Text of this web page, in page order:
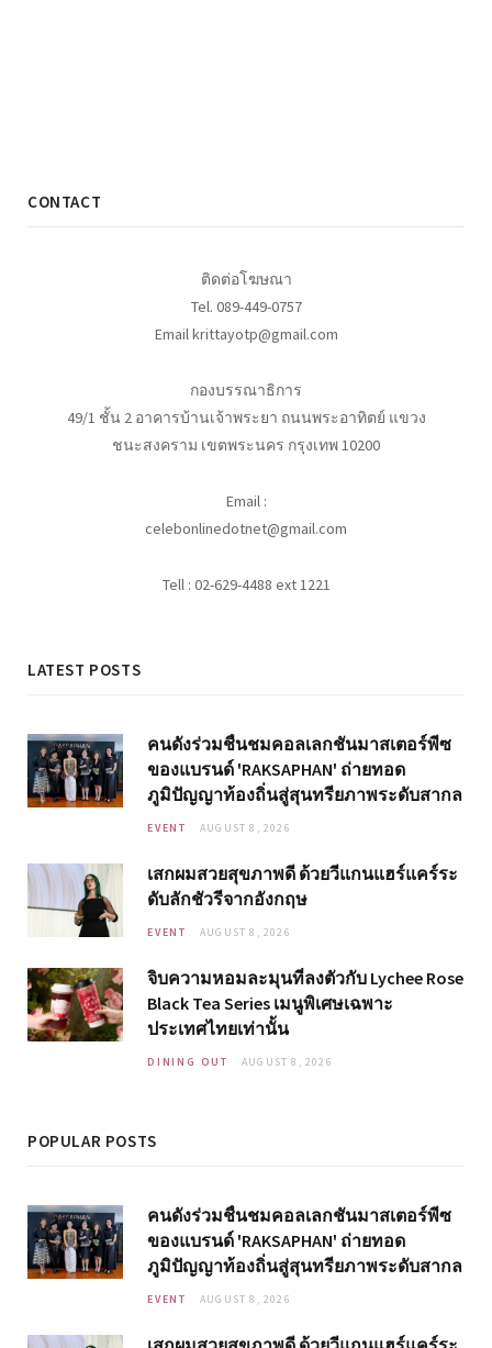
CONTACT
ติดต่อโฆษณา
Tel. 089-449-0757
Email krittayotp@gmail.com
กองบรรณาธิการ
49/1 ชั้น 2 อาคารบ้านเจ้าพระยา ถนนพระอาทิตย์ แขวง
ชนะสงคราม เขตพระนคร กรุงเทพ 10200
Email :
celebonlinedotnet@gmail.com
Tell : 02-629-4488 ext 1221
LATEST POSTS
คนดังร่วมชื่นชมคอลเลกชันมาสเตอร์พีซ
ของแบรนด์ 'RAKSAPHAN' ถ่ายทอด
ภูมิปัญญาท้องถิ่นสู่สุนทรียภาพระดับสากล
EVENT AUGUST 8, 2026
เสกผมสวยสุขภาพดี ด้วยวีแกนแฮร์แคร์ระ
ดับลักชัวรีจากอังกฤษ
EVENT AUGUST 8, 2026
จิบความหอมละมุนที่ลงตัวกับ Lychee Rose
Black Tea Series เมนูพิเศษเฉพาะ
ประเทศไทยเท่านั้น
DINING OUT AUGUST 8, 2026
POPULAR POSTS
คนดังร่วมชื่นชมคอลเลกชันมาสเตอร์พีซ
ของแบรนด์ 'RAKSAPHAN' ถ่ายทอด
ภูมิปัญญาท้องถิ่นสู่สุนทรียภาพระดับสากล
EVENT AUGUST 8, 2026